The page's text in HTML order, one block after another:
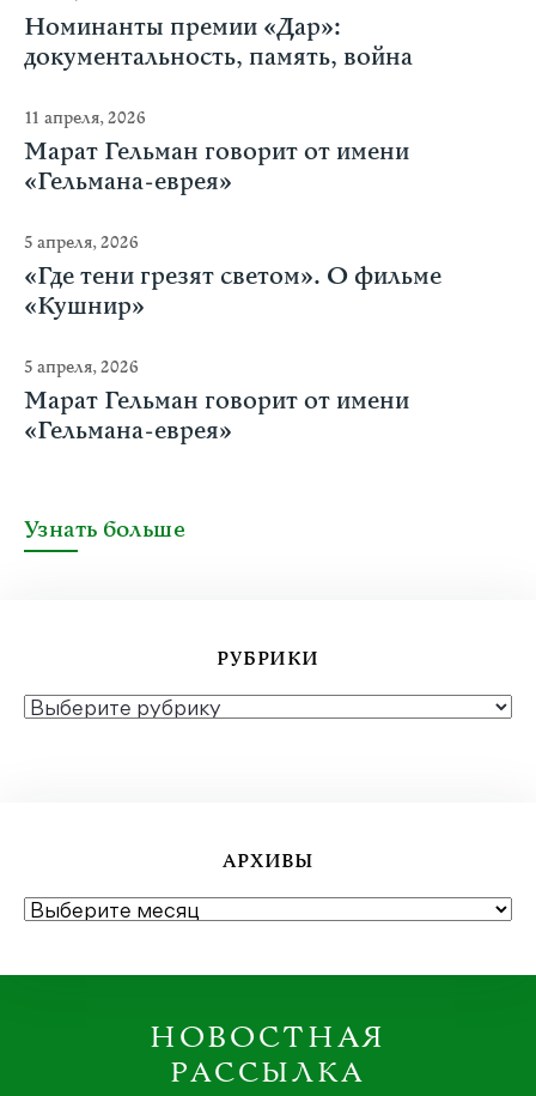
Номинанты премии «Дар»:
документальность, память, война
11 апреля, 2026
Марат Гельман говорит от имени
«Гельмана-еврея»
5 апреля, 2026
«Где тени грезят светом». О фильме
«Кушнир»
5 апреля, 2026
Марат Гельман говорит от имени
«Гельмана-еврея»
Узнать больше
РУБРИКИ
РУБРИКИ
АРХИВЫ
АРХИВЫ
НОВОСТНАЯ
РАССЫЛКА